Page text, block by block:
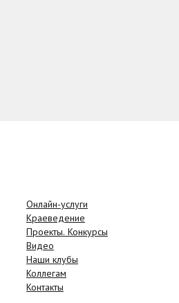
Онлайн-услуги
Краеведение
Проекты. Конкурсы
Видео
Наши клубы
Коллегам
Контакты